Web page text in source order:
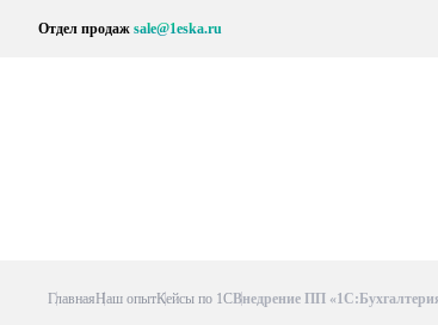
Отдел продаж sale@1eska.ru
ГлавнаяНаш опытКейсы по 1СВнедрение ПП